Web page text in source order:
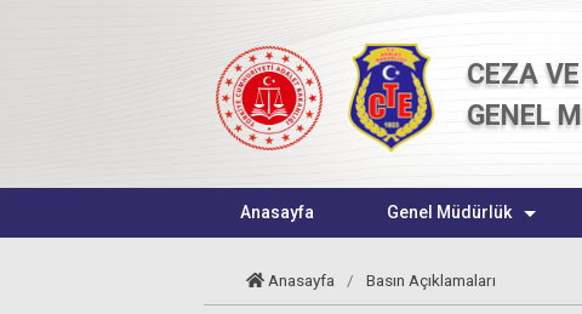
CEZA
GENEL
Anasayfa Genel Müdürlük
Anasayfa / Basın Açıklamaları